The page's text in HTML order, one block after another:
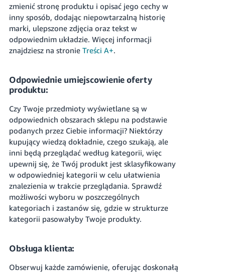
zmienić stronę produktu i opisać jego cechy w
inny sposób, dodając niepowtarzalną historię
marki, ulepszone zdjęcia oraz tekst w
odpowiednim układzie. Więcej informacji
znajdziesz na stronie Treści A+.
Odpowiednie umiejscowienie oferty
produktu:
Czy Twoje przedmioty wyświetlane są w
odpowiednich obszarach sklepu na podstawie
podanych przez Ciebie informacji? Niektórzy
kupujący wiedzą dokładnie, czego szukają, ale
inni będą przeglądać według kategorii, więc
upewnij się, że Twój produkt jest sklasyfikowany
w odpowiedniej kategorii w celu ułatwienia
znalezienia w trakcie przeglądania. Sprawdź
możliwości wyboru w poszczególnych
kategoriach i zastanów się, gdzie w strukturze
kategorii pasowałyby Twoje produkty.
Obsługa klienta:
Obserwuj każde zamówienie, oferując doskonałą